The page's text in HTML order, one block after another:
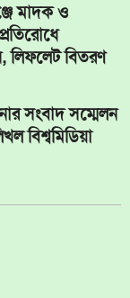
মাদক ও
লিফলেট বিতরণ
সংবাদ সম্মেলন
বিশ্বমিডিয়া